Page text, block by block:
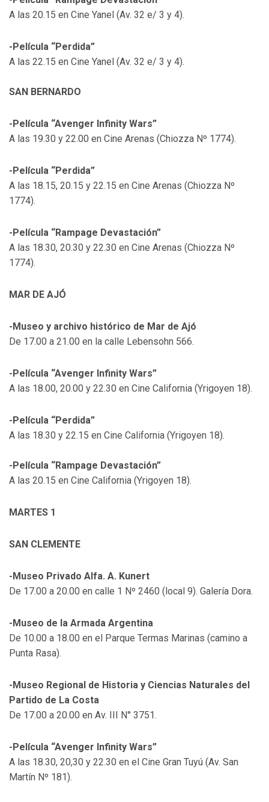
A las 20.15 en Cine Yanel (Av. 32 e/ 3 y 4).
-Película “Perdida”
A las 22.15 en Cine Yanel (Av. 32 e/ 3 y 4).
SAN BERNARDO
-Película “Avenger Infinity Wars”
A las 19.30 y 22.00 en Cine Arenas (Chiozza Nº 1774).
-Película “Perdida”
A las 18.15, 20.15 y 22.15 en Cine Arenas (Chiozza Nº
1774).
-Película “Rampage Devastación”
A las 18.30, 20.30 y 22.30 en Cine Arenas (Chiozza Nº
1774).
MAR DE AJÓ
-Museo y archivo histórico de Mar de Ajó
De 17.00 a 21.00 en la calle Lebensohn 566.
-Película “Avenger Infinity Wars”
A las 18.00, 20.00 y 22.30 en Cine California (Yrigoyen 18).
-Película “Perdida”
A las 18.30 y 22.15 en Cine California (Yrigoyen 18).
-Película “Rampage Devastación”
A las 20.15 en Cine California (Yrigoyen 18).
MARTES 1
SAN CLEMENTE
-Museo Privado Alfa. A. Kunert
De 17.00 a 20.00 en calle 1 Nº 2460 (local 9). Galería Dora.
-Museo de la Armada Argentina
De 10.00 a 18.00 en el Parque Termas Marinas (camino a
Punta Rasa).
-Museo Regional de Historia y Ciencias Naturales del
Partido de La Costa
De 17.00 a 20.00 en Av. III N° 3751.
-Película “Avenger Infinity Wars”
A las 18.30, 20,30 y 22.30 en el Cine Gran Tuyú (Av. San
Martín Nº 181).